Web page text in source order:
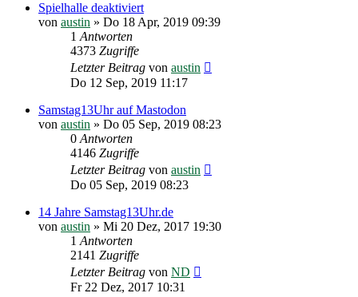
Spielhalle deaktiviert
von austin » Do 18 Apr, 2019 09:39
1Antworten
4373 Zugriffe
Letzter Beitrag von austin
Do 12 Sep, 2019 11:17
Samstag13Uhr auf Mastodon
von austin » Do 05 Sep, 2019 08:23
0Antworten
4146 Zugriffe
Letzter Beitrag von austin
Do 05 Sep, 2019 08:23
14 Jahre Samstag13Uhr.de
von austin » Mi 20 Dez, 2017 19:30
1Antworten
2141 Zugriffe
Letzter Beitrag von ND
Fr 22 Dez, 2017 10:31